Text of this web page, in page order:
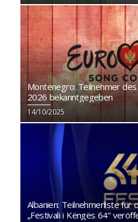
Montenegro: Teilnehmer des
2026 bekanntgegeben
14/10/2025
Albanien: Teilnehmerliste für
„Festivali i Këngës 64“